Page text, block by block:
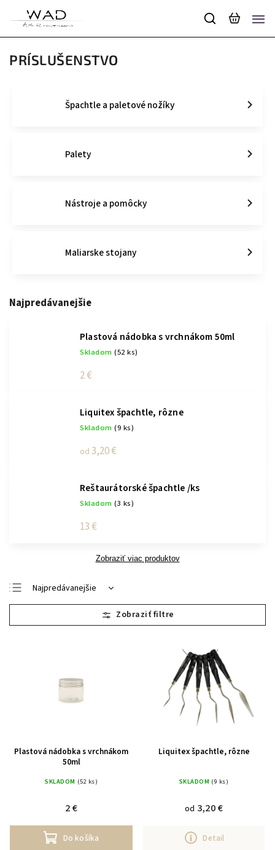
PRÍSLUŠENSTVO
Špachtle a paletové nožíky
Palety
Nástroje a pomôcky
Maliarske stojany
Najpredávanejšie
Plastová nádobka s vrchnákom 50ml
Skladom (52 ks)
2 €
Liquitex špachtle, rôzne
Skladom (9 ks)
od 3,20 €
Reštaurátorské špachtle /ks
Skladom (3 ks)
13 €
Zobraziť viac produktov
Najpredávanejšie
Najlacnejšie
Najdrahšie
Plastová nádobka s vrchnákom
50ml
SKLADOM (52 ks)
2 €
Do košíka
Liquitex špachtle, rôzne
SKLADOM (9 ks)
od 3,20 €
Detail